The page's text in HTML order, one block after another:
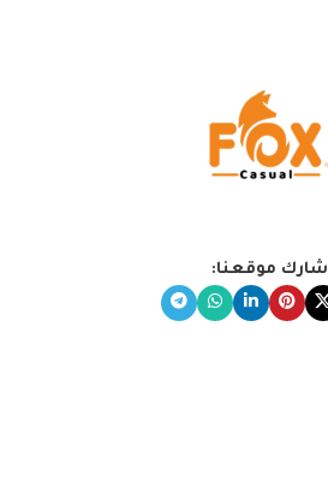
شارك موقعنا: